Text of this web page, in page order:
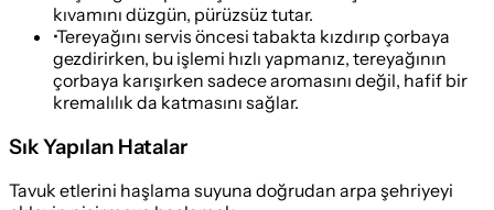
kıvamını düzgün, pürüzsüz tutar.
•Tereyağını servis öncesi tabakta kızdırıp çorbaya
gezdirirken, bu işlemi hızlı yapmanız, tereyağının
çorbaya karışırken sadece aromasını değil, hafif bir
kremalılık da katmasını sağlar.
Sık Yapılan Hatalar
Tavuk etlerini haşlama suyuna doğrudan arpa şehriyeyi